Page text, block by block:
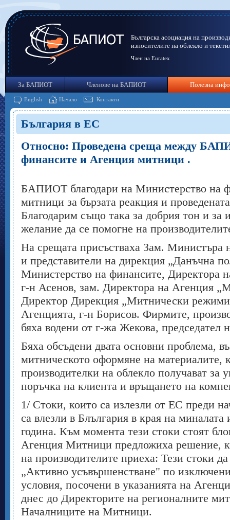
Българска асоциация на
износителите на облекло и
Член на Euratex
За БАПИОТ Членове на БАПИОТ Полезна
English Начало Контакти
България в ЕС
Относно: Проведена среща между
финансите и Агенция митници .
БАПИОТ благодари на Министерство на
митници за бързата реакция и
Благодарим също така за добрия тон и за
желание да се помогне на
На срещата присъстваха Зам. Министъра
и представители на дирекция „Данъчна
Министерство на финансите, Директора
г-н Асенов, зам. Директора на Агенция
Директор Дирекция „Митнически
Агенцията, г-н Борисов. Фирмите,
бяха водени от г-жа Жекова,
Бяха обсъдени двата основни проблема,
митническото оформяне на материалите,
производителки на облекло получават за
поръчка на клиента и връщането на
1/ Стоки, които са излезли от ЕС преди
са влезли в Блългария в края на миналата
година. Към момента тези стоки стоят
Агенция Митници предложиха решение,
на производителите приеха: Тези стоки
„Активно усъвършенстване" по
условия, посочени в указанията на
днес до Директорите на регионалните
Началниците на Митници.